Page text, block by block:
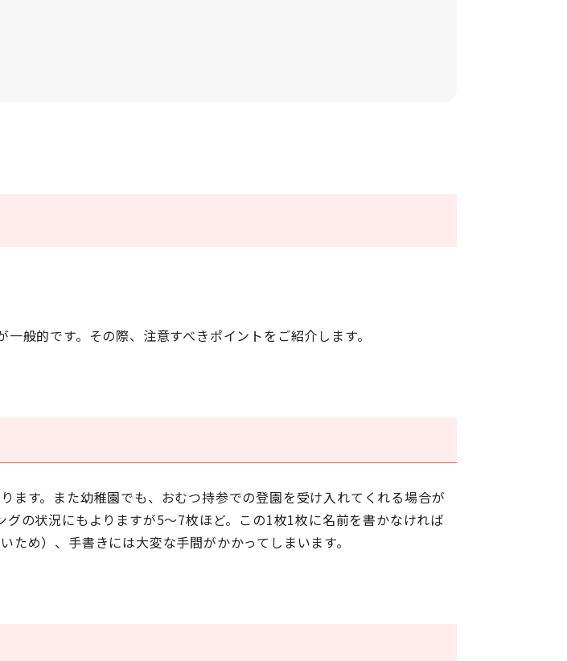
般的です。その際、注意すべきポイントをご紹介します。
ます。また幼稚園でも、おむつ持参での登園を受け入れてくれる場合が
の状況にもよりますが5～7枚ほど。 この1枚1枚に名前を書かなければ
め）、手書きには大変な手間がかかってしまいます。